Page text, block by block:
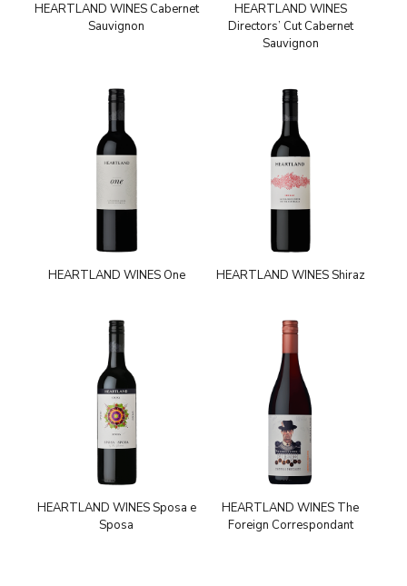
HEARTLAND WINES Cabernet
Sauvignon
HEARTLAND WINES
Directors’ Cut Cabernet
Sauvignon
HEARTLAND WINES One HEARTLAND WINES Shiraz
HEARTLAND WINES Sposa e
Sposa
HEARTLAND WINES The
Foreign Correspondant